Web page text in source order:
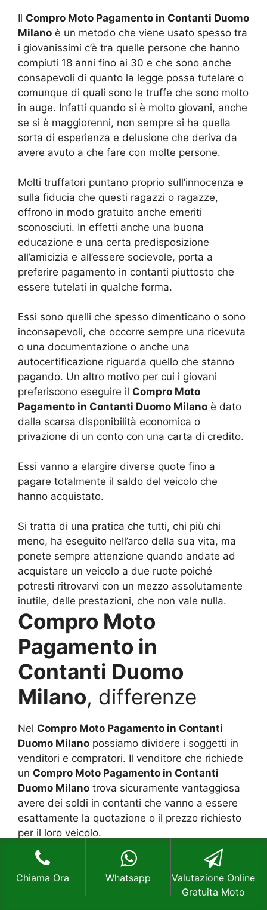
Il Compro Moto Pagamento in Contanti Duomo
Milano è un metodo che viene usato spesso tra
i giovanissimi c’è tra quelle persone che hanno
compiuti 18 anni fino ai 30 e che sono anche
consapevoli di quanto la legge possa tutelare o
comunque di quali sono le truffe che sono molto
in auge. Infatti quando si è molto giovani, anche
se si è maggiorenni, non sempre si ha quella
sorta di esperienza e delusione che deriva da
avere avuto a che fare con molte persone.
Molti truffatori puntano proprio sull’innocenza e
sulla fiducia che questi ragazzi o ragazze,
offrono in modo gratuito anche emeriti
sconosciuti. In effetti anche una buona
educazione e una certa predisposizione
all’amicizia e all’essere socievole, porta a
preferire pagamento in contanti piuttosto che
essere tutelati in qualche forma.
Essi sono quelli che spesso dimenticano o sono
inconsapevoli, che occorre sempre una ricevuta
o una documentazione o anche una
autocertificazione riguarda quello che stanno
pagando. Un altro motivo per cui i giovani
preferiscono eseguire il Compro Moto
Pagamento in Contanti Duomo Milano è dato
dalla scarsa disponibilità economica o
privazione di un conto con una carta di credito.
Essi vanno a elargire diverse quote fino a
pagare totalmente il saldo del veicolo che
hanno acquistato.
Si tratta di una pratica che tutti, chi più chi
meno, ha eseguito nell’arco della sua vita, ma
ponete sempre attenzione quando andate ad
acquistare un veicolo a due ruote poiché
potresti ritrovarvi con un mezzo assolutamente
inutile, delle prestazioni, che non vale nulla.
Compro Moto
Pagamento in
Contanti Duomo
Milano, differenze
Nel Compro Moto Pagamento in Contanti
Duomo Milano possiamo dividere i soggetti in
venditori e compratori. Il venditore che richiede
un Compro Moto Pagamento in Contanti
Duomo Milano trova sicuramente vantaggiosa
avere dei soldi in contanti che vanno a essere
esattamente la quotazione o il prezzo richiesto
per il loro veicolo.
E si possono richiedere un pagamento
immediato e totale, ma devono rilasciare una
certificazione documentazione per la tutela del
Chiama Ora Whatsapp
Valutazione Online
Gratuita Moto